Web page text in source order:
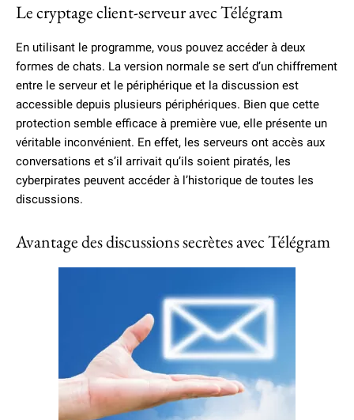
Le cryptage client-serveur avec Télégram
En utilisant le programme, vous pouvez accéder à deux
formes de chats. La version normale se sert d’un chiffrement
entre le serveur et le périphérique et la discussion est
accessible depuis plusieurs périphériques. Bien que cette
protection semble efficace à première vue, elle présente un
véritable inconvénient. En effet, les serveurs ont accès aux
conversations et s’il arrivait qu’ils soient piratés, les
cyberpirates peuvent accéder à l’historique de toutes les
discussions.
Avantage des discussions secrètes avec Télégram